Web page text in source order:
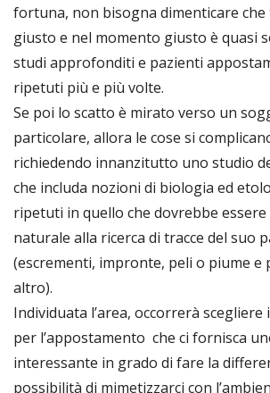
fortuna, non bisogna dimenticare
giusto e nel momento giusto è quasi
studi approfonditi e pazienti
ripetuti più e più volte.
Se poi lo scatto è mirato verso un
particolare, allora le cose si
richiedendo innanzitutto uno studio
che includa nozioni di biologia ed
ripetuti in quello che dovrebbe
naturale alla ricerca di tracce del suo
(escrementi, impronte, peli o piume e
altro).
Individuata l’area, occorrerà
per l’appostamento che ci fornisca
interessante in grado di fare la
possibilità di mimetizzarci con